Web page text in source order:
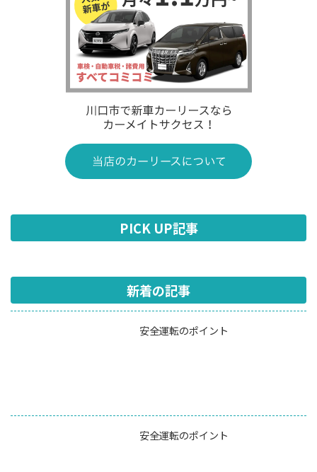
PICK UP記事
新着の記事
安全運転のポイント
安全運転のポイント